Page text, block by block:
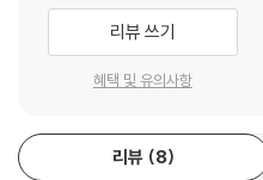
과정을 지켜보는 독자 역시 똥강아
며 응원하게 됩니다.
를 받고 똥강아지를 향해 폭발하고
어 미치겠다!”
리뷰 쓰기
혜택 및 유의사항
리뷰 8